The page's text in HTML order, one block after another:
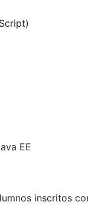
EE
inscritos